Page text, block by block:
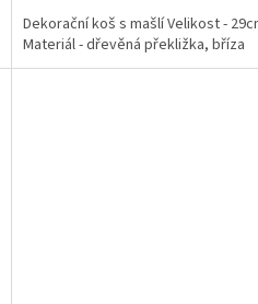
z
5
hvězdiček.
Dekorační koš s mašlí Velikost -
Materiál - dřevěná překližka, bříza